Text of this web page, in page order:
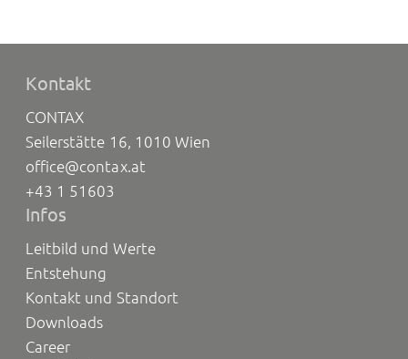
Kontakt
CONTAX
Seilerstätte 16, 1010 Wien
office@contax.at
+43 1 51603
Infos
Leitbild und Werte
Entstehung
Kontakt und Standort
Downloads
Career